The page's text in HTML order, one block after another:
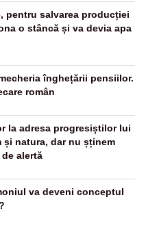
pentru salvarea producției
o stâncă și va devia apa
înghețării pensiilor.
român
la adresa progresiștilor lui
și natura, dar nu șținem
alertă
va deveni conceptul